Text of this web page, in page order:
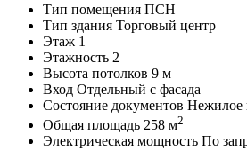
Тип помещения ПСН
Тип здания Торговый центр
Этаж 1
Этажность 2
Высота потолков 9 м
Вход Отдельный с фасада
Состояние документов Нежилое
Общая площадь 258 м2
Электрическая мощность По